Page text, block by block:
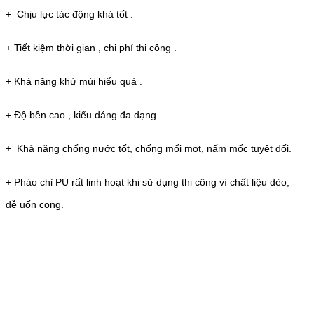
+ Chịu lực tác động khá tốt .
+ Tiết kiệm thời gian , chi phí thi công .
+ Khả năng khử mùi hiểu quả .
+ Độ bền cao , kiểu dáng đa dạng.
+ Khả năng chống nước tốt, chống mối mọt, nấm mốc tuyệt đối.
+ Phào chỉ PU rất linh hoạt khi sử dụng thi công vì chất liệu dẻo,
dễ uốn cong.